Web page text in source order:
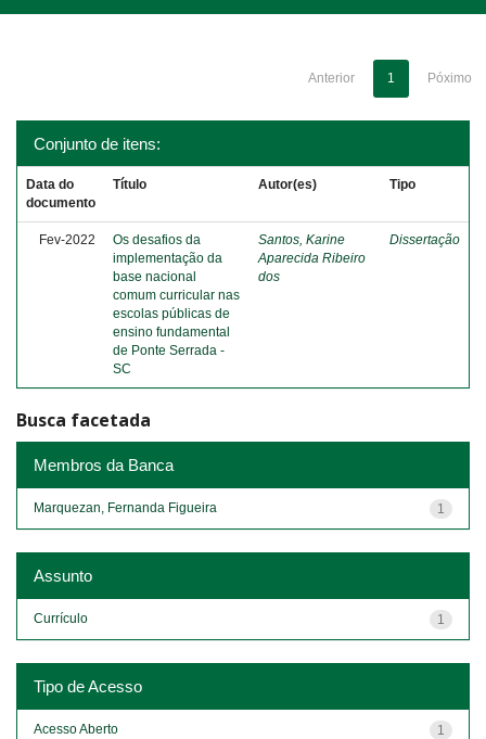
Anterior 1 Póximo
Conjunto de itens:
Data do
documento
Título Autor(es) Tipo
Fev-2022
Os desafios da
implementação da
base nacional
comum curricular nas
escolas públicas de
ensino fundamental
de Ponte Serrada -
SC
Santos, Karine
Aparecida Ribeiro
dos
Dissertação
Busca facetada
Membros da Banca
1
Marquezan, Fernanda Figueira
Assunto
1
Currículo
Tipo de Acesso
1
Acesso Aberto